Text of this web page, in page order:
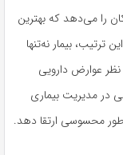
را می‌دهد که بهترین
ترتیب، بیمار نه‌تنها
نظر عوارض دارویی
در مدیریت بیماری
محسوسی ارتقا دهد.